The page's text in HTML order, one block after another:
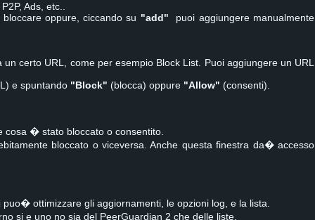
Ads, etc..
oppure, ciccando su "add" puoi aggiungere manualmente
certo URL, come per esempio Block List. Puoi aggiungere un URL
e spuntando "Block" (blocca) oppure "Allow" (consenti).
cosa � stato bloccato o consentito.
bloccato o viceversa. Anche questa finestra da� accesso
puo� ottimizzare gli aggiornamenti, le opzioni log, e la lista.
si e uno no sia del PeerGuardian 2 che delle liste.